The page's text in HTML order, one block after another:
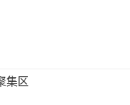
集区